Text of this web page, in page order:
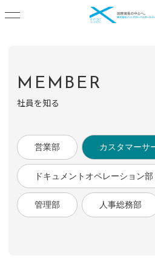
MEMBER
社員を知る
営業部 カスタマーサ
ドキュメントオペレーション部
管理部 人事総務部